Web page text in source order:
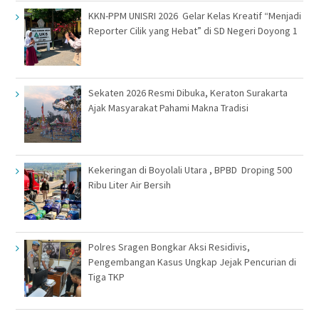
KKN-PPM UNISRI 2026 Gelar Kelas Kreatif “Menjadi
Reporter Cilik yang Hebat” di SD Negeri Doyong 1
Sekaten 2026 Resmi Dibuka, Keraton Surakarta
Ajak Masyarakat Pahami Makna Tradisi
Kekeringan di Boyolali Utara , BPBD Droping 500
Ribu Liter Air Bersih
Polres Sragen Bongkar Aksi Residivis,
Pengembangan Kasus Ungkap Jejak Pencurian di
Tiga TKP